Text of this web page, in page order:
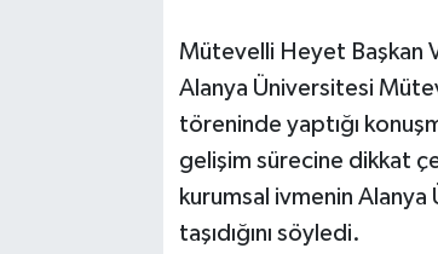
Mütevelli Heyet Başkan
Alanya Üniversitesi
töreninde yaptığı
gelişim sürecine dikkat
kurumsal ivmenin
taşıdığını söyledi.